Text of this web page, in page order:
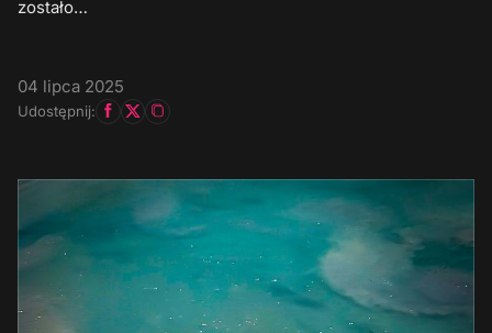
zostało…
04 lipca 2025
Udostępnij: